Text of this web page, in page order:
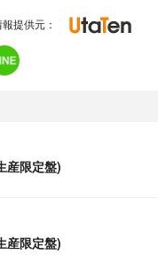
提供元：
産限定盤)
産限定盤)